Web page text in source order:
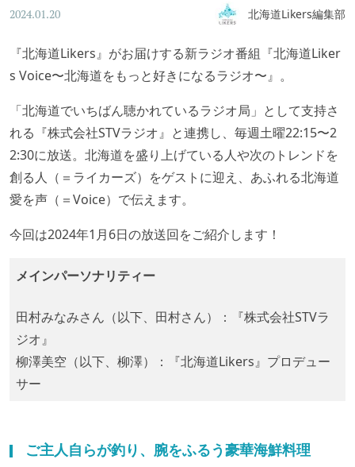
2024.01.20 北海道Likers編集部
『北海道Likers』がお届けする新ラジオ番組『北海道Liker
s Voice〜北海道をもっと好きになるラジオ〜』。
「北海道でいちばん聴かれているラジオ局」として支持さ
れる『株式会社STVラジオ』と連携し、毎週土曜22:15〜2
2:30に放送。北海道を盛り上げている人や次のトレンドを
創る人（＝ライカーズ）をゲストに迎え、あふれる北海道
愛を声（＝Voice）で伝えます。
今回は2024年1月6日の放送回をご紹介します！
メインパーソナリティー
田村みなみさん（以下、田村さん）：『株式会社STVラ
ジオ』
柳澤美空（以下、柳澤）：『北海道Likers』プロデュー
サー
ご主人自らが釣り、腕をふるう豪華海鮮料理